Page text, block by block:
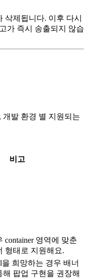
삭제됩니다. 이후 다시
가 즉시 송출되지 않습
발 환경 별 지원되는
비고
container 영역에 맞춘
형태로 지원해요.
희망하는 경우 배너
해 팝업 구현을 권장해